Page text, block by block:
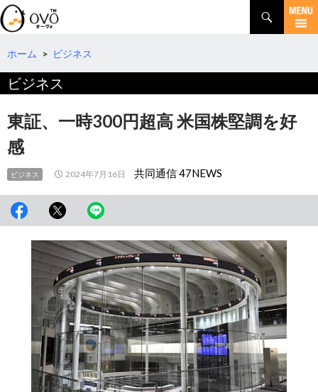
検
索
コ
テ
へ
移
動
ホーム > ビジネス
ビジネス
東証、一時300円超高 米国株堅調を好
感
ビジネス 2024年7月16日 共同通信 47NEWS